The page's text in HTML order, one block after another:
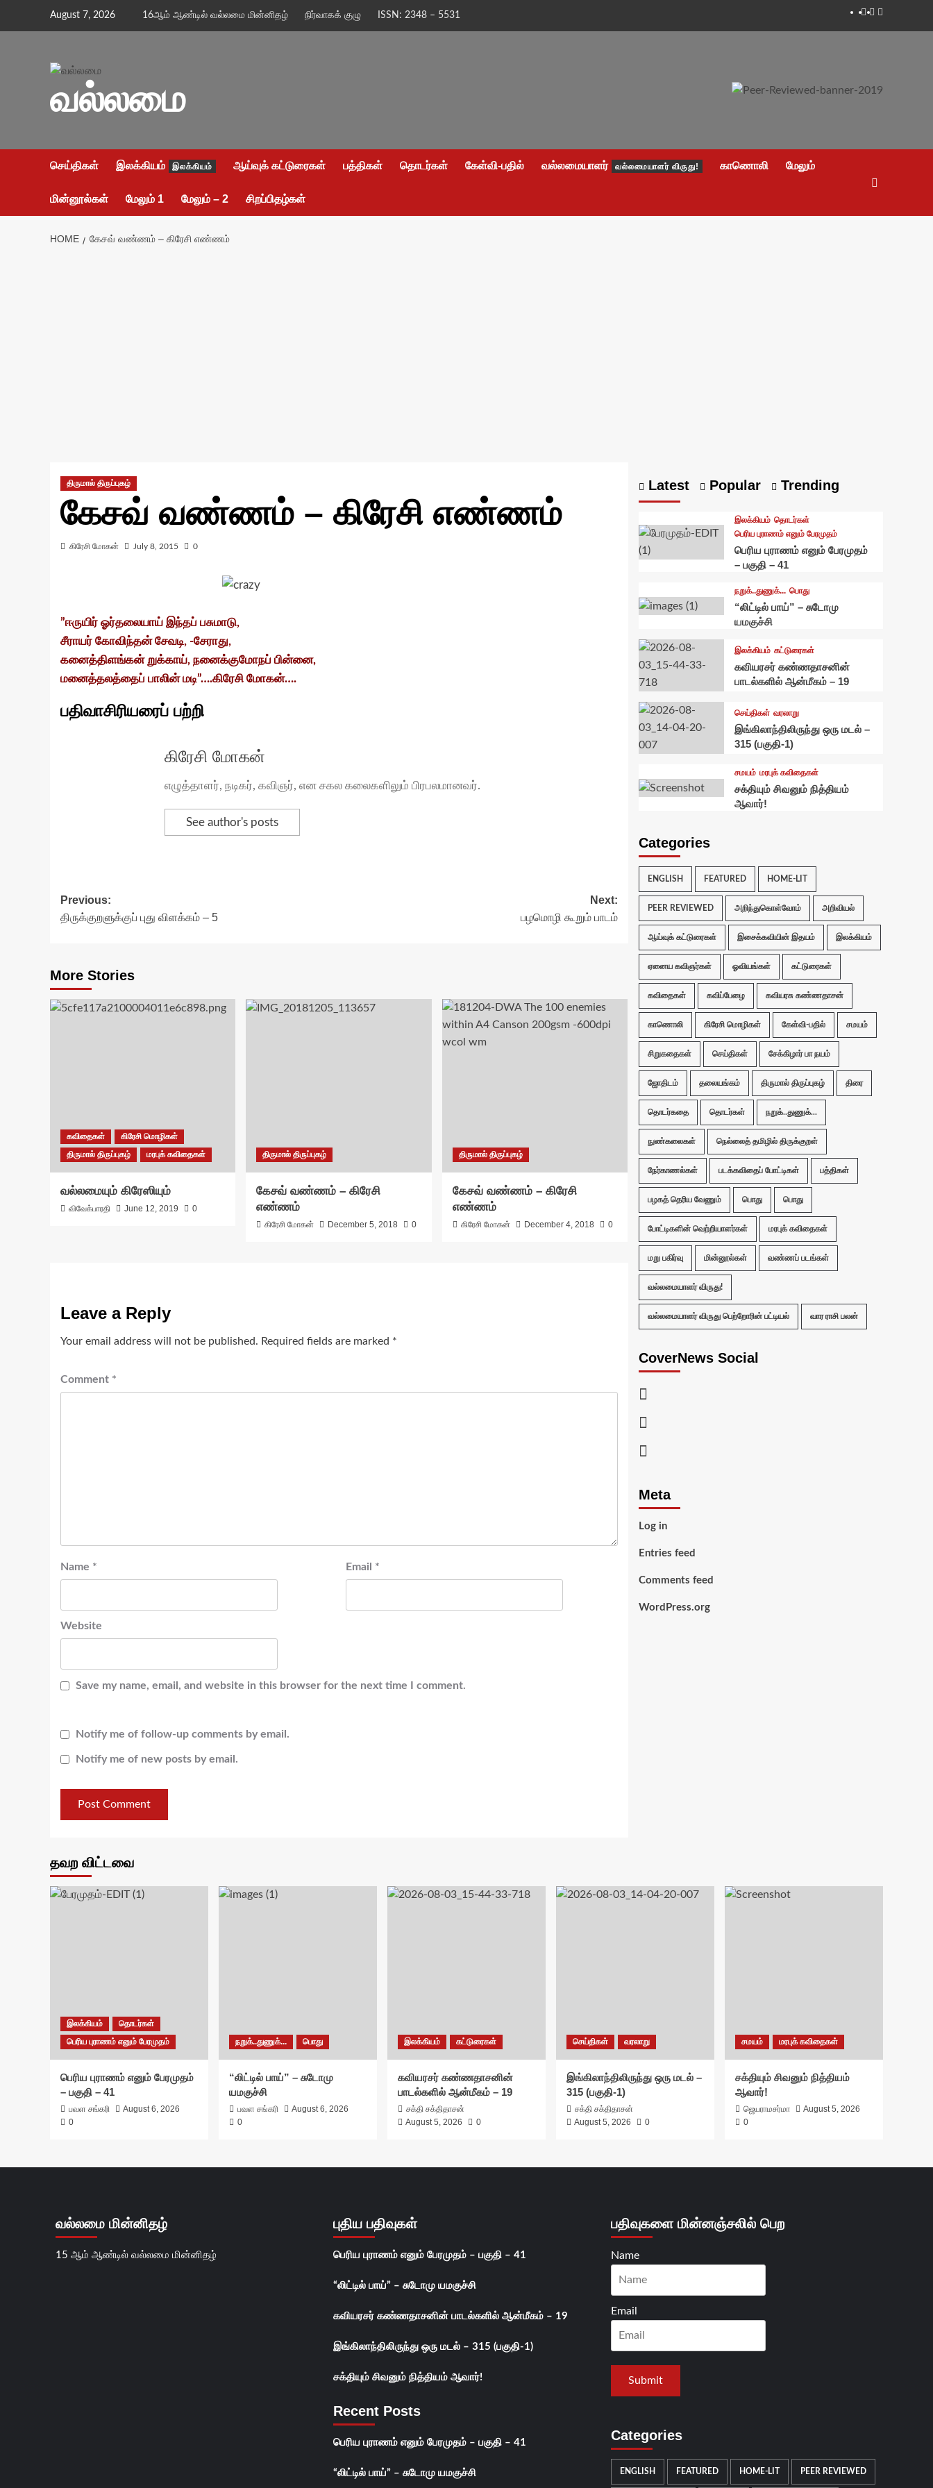
August 7, 2026 16ஆம் ஆண்டில் வல்லமை மின்னிதழ் நிர்வாகக் குழு ISSN: 2348 – 5531 Facebook
Twitter
Youtube
வல்லமை
செய்திகள் இலக்கியம் இலக்கியம் ஆய்வுக் கட்டுரைகள் பத்திகள் தொடர்கள் கேள்வி-பதில் வல்லமையாளர் வல்லமையாளர் விருது! காணொலி மேலும்
மின்னூல்கள் மேலும் 1 மேலும் – 2 சிறப்பிதழ்கள்
HOME கேசவ் வண்ணம் – கிரேசி எண்ணம்
திருமால் திருப்புகழ்
கேசவ் வண்ணம் – கிரேசி எண்ணம்
கிரேசி மோகன் July 8, 2015 0
”ஈருயிர் ஓர்தலையாய் இந்தப் பசுமாடு,
சீராயர் கோவிந்தன் சேவடி, -சேராது,
கனைத்திளங்கன் றுக்காய், நனைக்குமோநப் பின்னை,
மனைத்தலத்தைப் பாலின் மடி”….கிரேசி மோகன்….
பதிவாசிரியரைப் பற்றி
கிரேசி மோகன்
எழுத்தாளர், நடிகர், கவிஞர், என சகல கலைகளிலும் பிரபலமானவர்.
See author's posts
Post
navigation
Previous:
திருக்குறளுக்குப் புது விளக்கம் – 5
Next:
பழமொழி கூறும் பாடம்
More Stories
கவிதைகள்
கிரேசி மொழிகள்
திருமால் திருப்புகழ்
மரபுக் கவிதைகள்
வல்லமையும் கிரேஸியும்
விவேக்பாரதி June 12, 2019 0
திருமால் திருப்புகழ்
கேசவ் வண்ணம் – கிரேசி
எண்ணம்
கிரேசி மோகன் December 5, 2018 0
திருமால் திருப்புகழ்
கேசவ் வண்ணம் – கிரேசி
எண்ணம்
கிரேசி மோகன் December 4, 2018 0
Leave a Reply
Your email address will not be published. Required fields are marked *
Comment *
Name * Email *
Website
Save my name, email, and website in this browser for the next time I comment.
Notify me of follow-up comments by email.
Notify me of new posts by email.
Latest Popular Trending
இலக்கியம் தொடர்கள்
பெரிய புராணம் எனும் பேரமுதம்
பெரிய புராணம் எனும் பேரமுதம்
– பகுதி – 41
நறுக்..துணுக்... பொது
“லிட்டில் பாய்” – சுடோமு
யமகுச்சி
இலக்கியம் கட்டுரைகள்
கவியரசர் கண்ணதாசனின்
பாடல்களில் ஆன்மீகம் – 19
செய்திகள் வரலாறு
இங்கிலாந்திலிருந்து ஒரு மடல் –
315 (பகுதி-1)
சமயம் மரபுக் கவிதைகள்
சக்தியும் சிவனும் நித்தியம்
ஆவார்!
Categories
ENGLISH FEATURED HOME-LIT
PEER REVIEWED அறிந்துகொள்வோம் அறிவியல்
ஆய்வுக் கட்டுரைகள் இசைக்கவியின் இதயம் இலக்கியம்
ஏனைய கவிஞர்கள் ஓவியங்கள் கட்டுரைகள்
கவிதைகள் கவிப்பேழை கவியரசு கண்ணதாசன்
காணொலி கிரேசி மொழிகள் கேள்வி-பதில் சமயம்
சிறுகதைகள் செய்திகள் சேக்கிழார் பா நயம்
ஜோதிடம் தலையங்கம் திருமால் திருப்புகழ் திரை
தொடர்கதை தொடர்கள் நறுக்..துணுக்...
நுண்கலைகள் நெல்லைத் தமிழில் திருக்குறள்
நேர்காணல்கள் படக்கவிதைப் போட்டிகள் பத்திகள்
பழகத் தெரிய வேணும் பொது பொது
போட்டிகளின் வெற்றியாளர்கள் மரபுக் கவிதைகள்
மறு பகிர்வு மின்னூல்கள் வண்ணப் படங்கள்
வல்லமையாளர் விருது!
வல்லமையாளர் விருது பெற்றோரின் பட்டியல் வார ராசி பலன்
CoverNews Social
Meta
Log in
Entries feed
Comments feed
WordPress.org
தவற விட்டவை
இலக்கியம்
தொடர்கள்
பெரிய புராணம் எனும் பேரமுதம்
பெரிய புராணம் எனும் பேரமுதம்
– பகுதி – 41
பவள சங்கரி
August 6, 2026
0
நறுக்..துணுக்... பொது
“லிட்டில் பாய்” – சுடோமு
யமகுச்சி
பவள சங்கரி
August 6, 2026
0
இலக்கியம் கட்டுரைகள்
கவியரசர் கண்ணதாசனின்
பாடல்களில் ஆன்மீகம் – 19
சக்தி சக்திதாசன்
August 5, 2026
0
செய்திகள் வரலாறு
இங்கிலாந்திலிருந்து ஒரு மடல் –
315 (பகுதி-1)
சக்தி சக்திதாசன்
August 5, 2026
0
சமயம் மரபுக் கவிதைகள்
சக்தியும் சிவனும் நித்தியம்
ஆவார்!
ஜெயராமசர்மா
August 5, 2026
0
வல்லமை மின்னிதழ்
15 ஆம் ஆண்டில் வல்லமை மின்னிதழ்
புதிய பதிவுகள்
பெரிய புராணம் எனும் பேரமுதம் – பகுதி – 41
“லிட்டில் பாய்” – சுடோமு யமகுச்சி
கவியரசர் கண்ணதாசனின் பாடல்களில் ஆன்மீகம் – 19
இங்கிலாந்திலிருந்து ஒரு மடல் – 315 (பகுதி-1)
சக்தியும் சிவனும் நித்தியம் ஆவார்!
Recent Posts
பெரிய புராணம் எனும் பேரமுதம் – பகுதி – 41
“லிட்டில் பாய்” – சுடோமு யமகுச்சி
பதிவுகளை மின்னஞ்சலில் பெற
Name
Email
Categories
ENGLISH FEATURED HOME-LIT PEER REVIEWED